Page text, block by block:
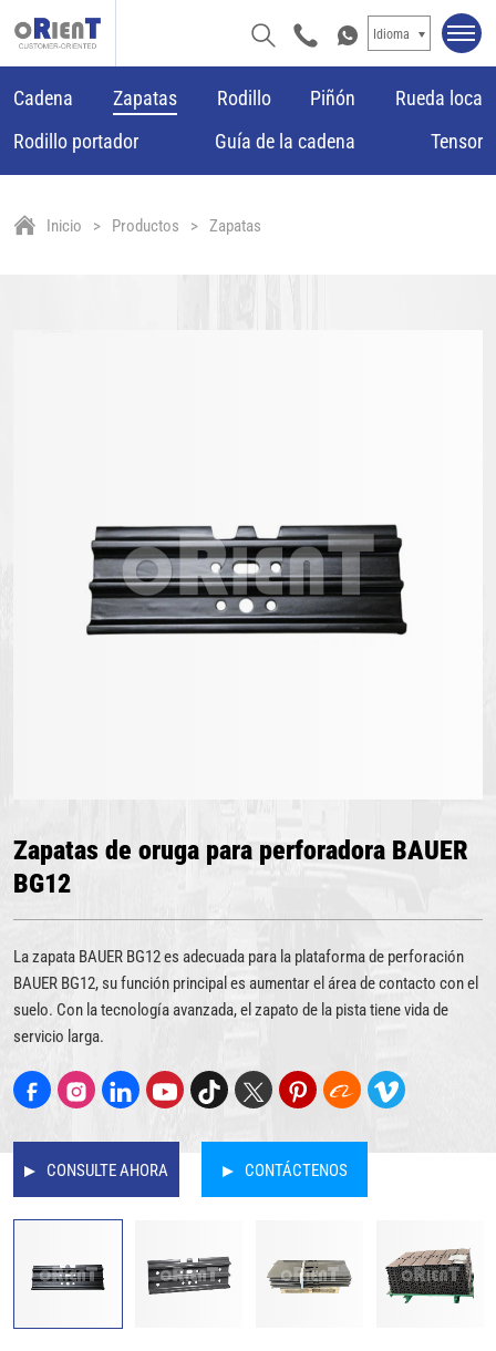
Idioma
Cadena Zapatas Rodillo Piñón
Rueda loca
Rodillo portador
Guía de la cadena Tensor
Inicio Productos Zapatas
Zapatas de oruga para perforadora BAUER
BG12
La zapata BAUER BG12 es adecuada para la plataforma de perforación
BAUER BG12, su función principal es aumentar el área de contacto con el
suelo. Con la tecnología avanzada, el zapato de la pista tiene vida de
servicio larga.
CONSULTE AHORA CONTÁCTENOS